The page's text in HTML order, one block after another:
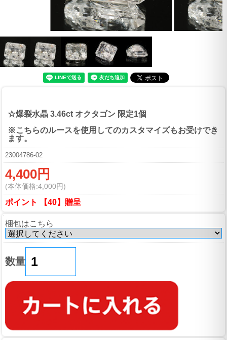
☆爆裂水晶 3.46ct オクタゴン 限定1個
※こちらのルースを使用してのカスタマイズもお受けでき
ます。
23004786-02
4,400円
(本体価格:4,000円)
ポイント 【40】贈呈
梱包はこちら
数量